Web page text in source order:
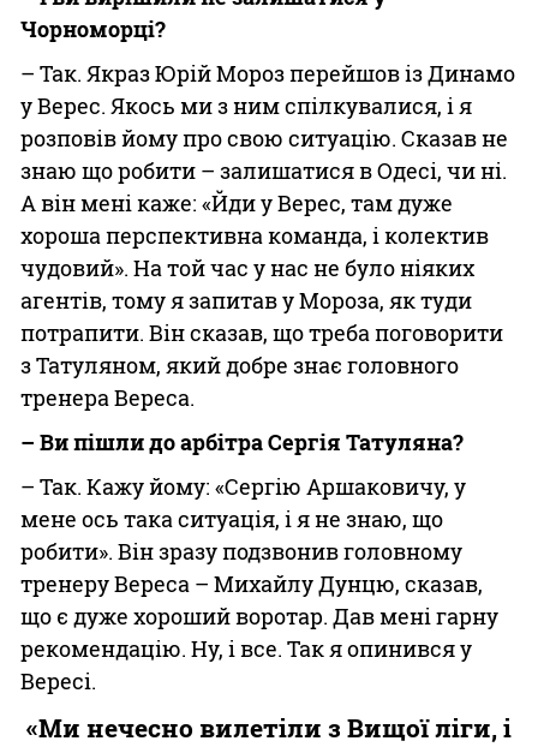
Чорноморці?
– Так. Якраз Юрій Мороз перейшов із Динамо
у Верес. Якось ми з ним спілкувалися, і я
розповів йому про свою ситуацію. Сказав не
знаю що робити – залишатися в Одесі, чи ні.
А він мені каже: «Йди у Верес, там дуже
хороша перспективна команда, і колектив
чудовий». На той час у нас не було ніяких
агентів, тому я запитав у Мороза, як туди
потрапити. Він сказав, що треба поговорити
з Татуляном, який добре знає головного
тренера Вереса.
– Ви пішли до арбітра Сергія Татуляна?
– Так. Кажу йому: «Сергію Аршаковичу, у
мене ось така ситуація, і я не знаю, що
робити». Він зразу подзвонив головному
тренеру Вереса – Михайлу Дунцю, сказав,
що є дуже хороший воротар. Дав мені гарну
рекомендацію. Ну, і все. Так я опинився у
Вересі.
«Ми нечесно вилетіли з Вищої ліги, і